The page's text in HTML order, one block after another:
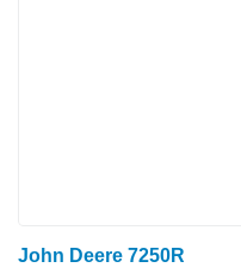
John Deere 7250R